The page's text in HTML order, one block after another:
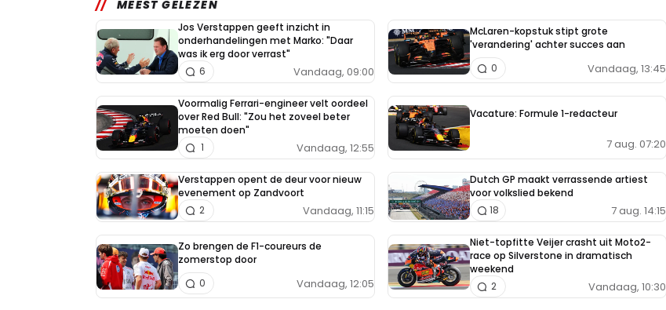
MEEST GELEZEN
Jos Verstappen geeft inzicht in
onderhandelingen met Marko: "Daar
was ik erg door verrast"
Vandaag, 09:00
6
McLaren-kopstuk stipt grote
'verandering' achter succes aan
Vandaag, 13:45
0
Voormalig Ferrari-engineer velt oordeel
over Red Bull: "Zou het zoveel beter
moeten doen"
Vandaag, 12:55
1
Vacature: Formule 1-redacteur
7 aug. 07:20
Verstappen opent de deur voor nieuw
evenement op Zandvoort
Vandaag, 11:15
2
Dutch GP maakt verrassende artiest
voor volkslied bekend
7 aug. 14:15
18
Zo brengen de F1-coureurs de
zomerstop door
Vandaag, 12:05
0
Niet-topfitte Veijer crasht uit Moto2-
race op Silverstone in dramatisch
weekend
Vandaag, 10:30
2